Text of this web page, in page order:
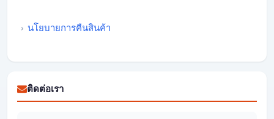
นโยบายการคืนสินค้า
ติดต่อเรา